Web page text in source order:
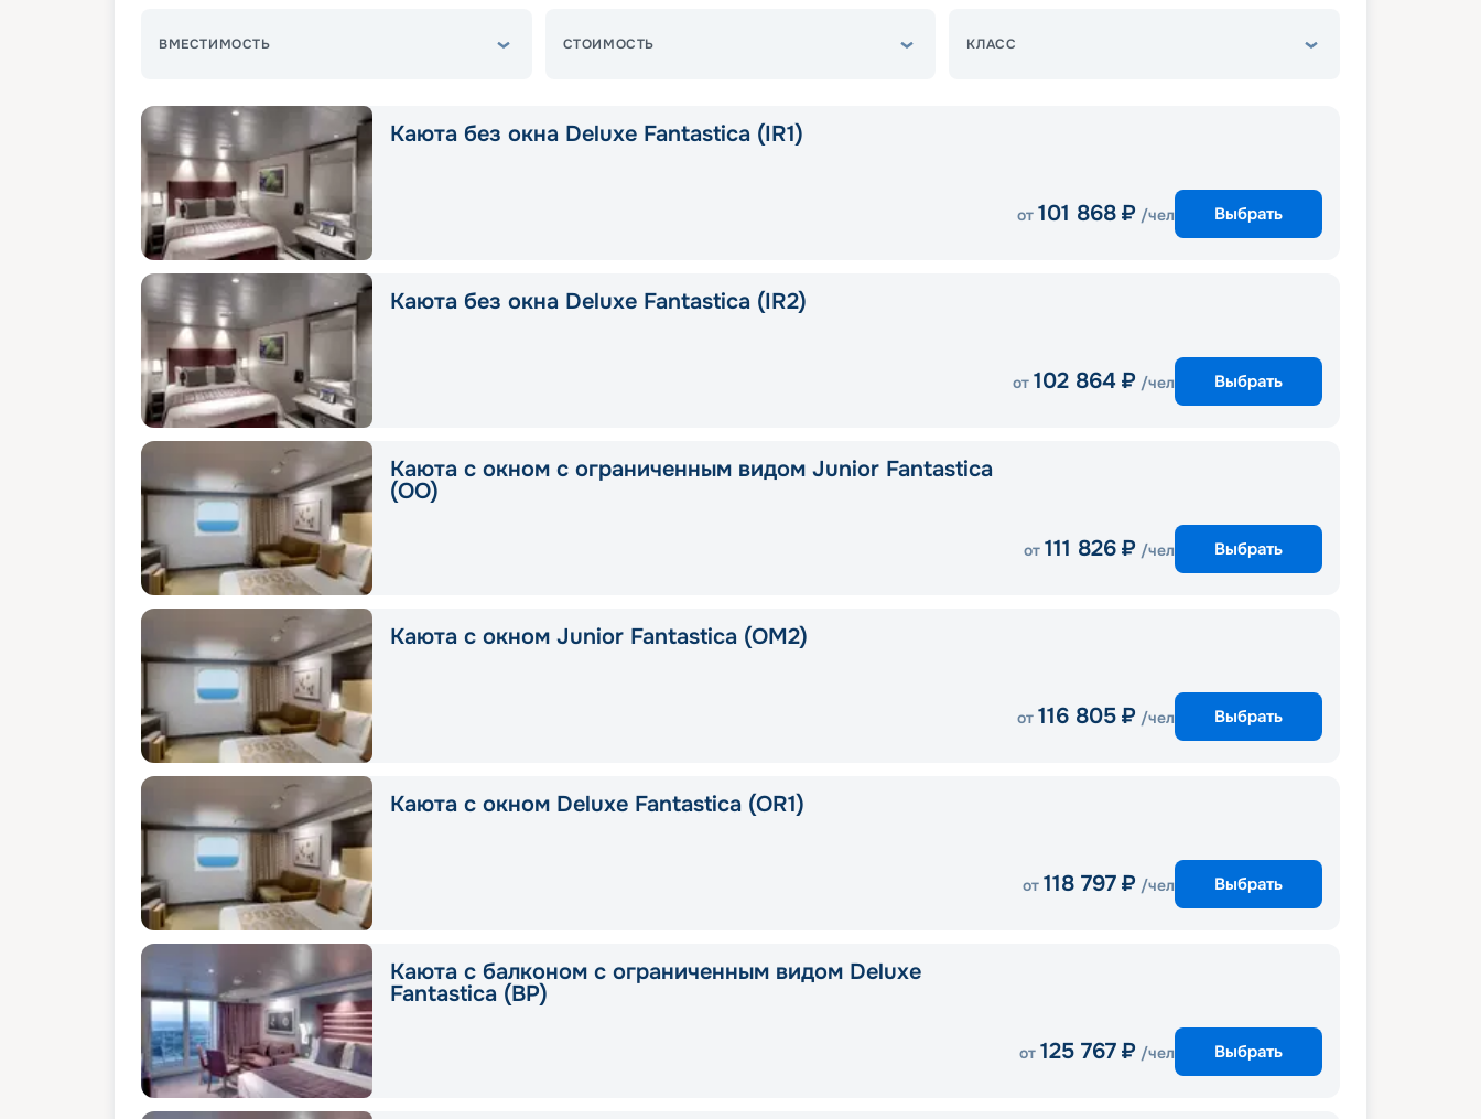
ВМЕСТИМОСТЬ СТОИМОСТЬ КЛАСС
Каюта без окна Deluxe Fantastica (IR1)
от 101 868 ₽ /чел Выбрать
Каюта без окна Deluxe Fantastica (IR2)
от 102 864 ₽ /чел Выбрать
Каюта с окном с ограниченным видом Junior Fantastica
(OO)
от 111 826 ₽ /чел Выбрать
Каюта с окном Junior Fantastica (OM2)
от 116 805 ₽ /чел Выбрать
Каюта с окном Deluxe Fantastica (OR1)
от 118 797 ₽ /чел Выбрать
Каюта с балконом с ограниченным видом Deluxe
Fantastica (BP)
от 125 767 ₽ /чел Выбрать